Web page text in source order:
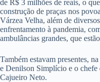
de R$ 3 milhões de reais, o
construção de praças nos
Várzea Velha, além de
enfrentamento à pandemia,
ambulâncias grandes, que
Também estavam presentes,
e Denilson Simplício e o
Cajueiro Neto.